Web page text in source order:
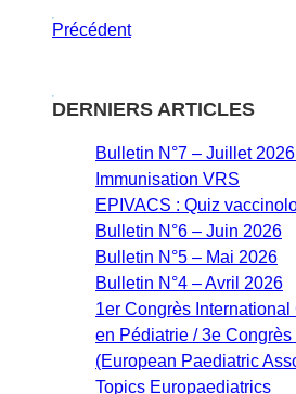
Précédent
DERNIERS ARTICLES
Bulletin N°7 – Juillet
Immunisation VRS
EPIVACS : Quiz
Bulletin N°6 – Juin 2026
Bulletin N°5 – Mai 2026
Bulletin N°4 – Avril 2026
1er Congrès
en Pédiatrie / 3e
(European Paediatric
Topics Europaediatrics